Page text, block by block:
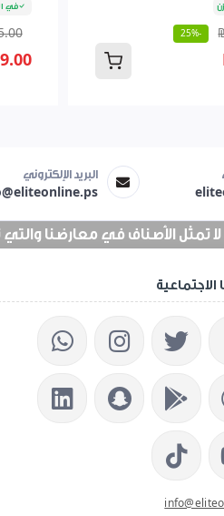
-25%
في
البريد الإلكتروني
الأصناف في معارضنا والتي تزيد عن 25
الاجتماعية